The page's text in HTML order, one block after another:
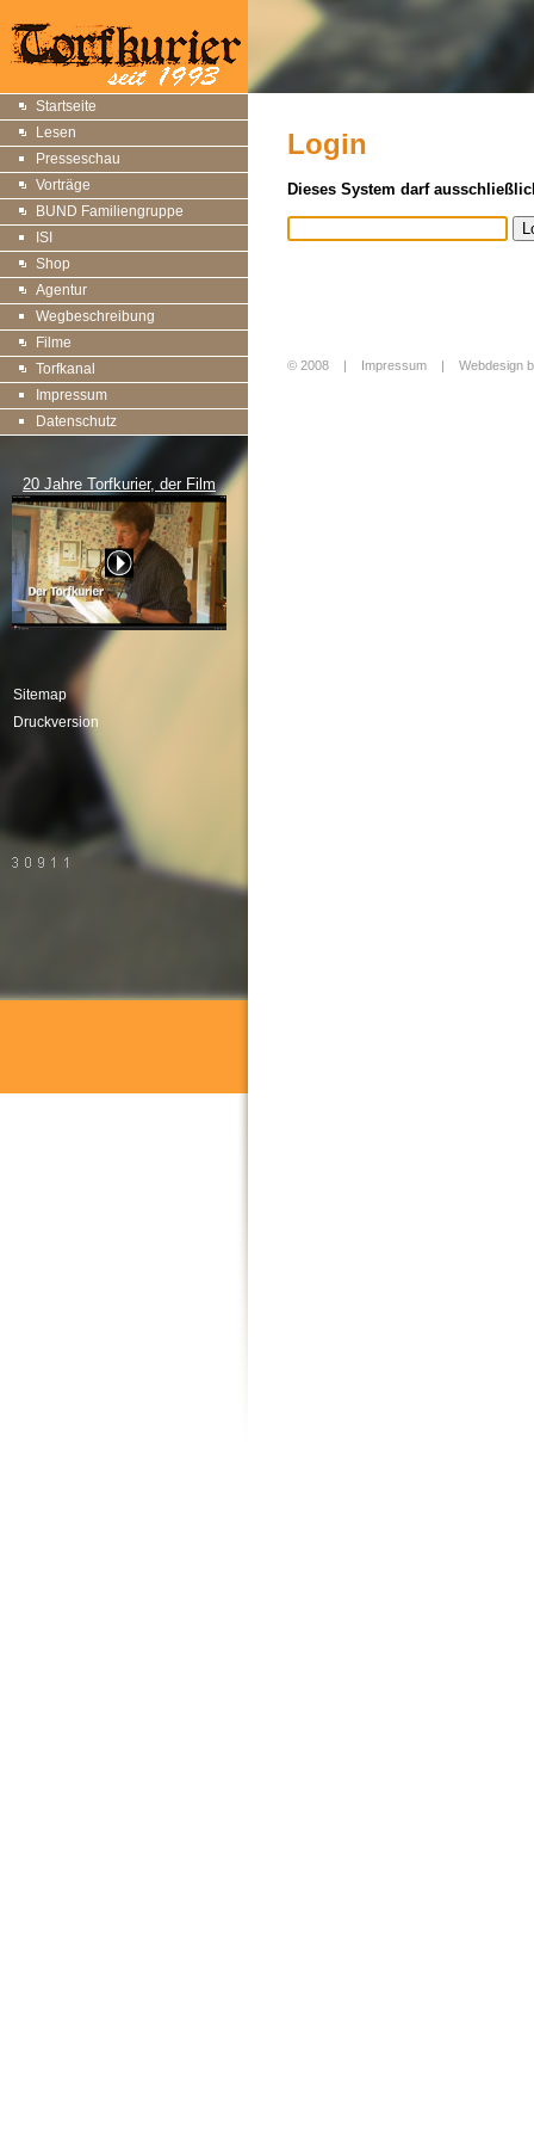
Startseite
Lesen
Presseschau
Vorträge
BUND Familiengruppe
ISI
Shop
Agentur
Wegbeschreibung
Filme
Torfkanal
Impressum
Datenschutz
20 Jahre Torfkurier, der Film
Sitemap
Druckversion
Login
Dieses System darf
© 2008 | Impressum Webdesign